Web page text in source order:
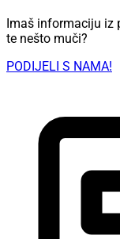
Imaš informaciju iz
te nešto muči?
PODIJELI S NAMA!